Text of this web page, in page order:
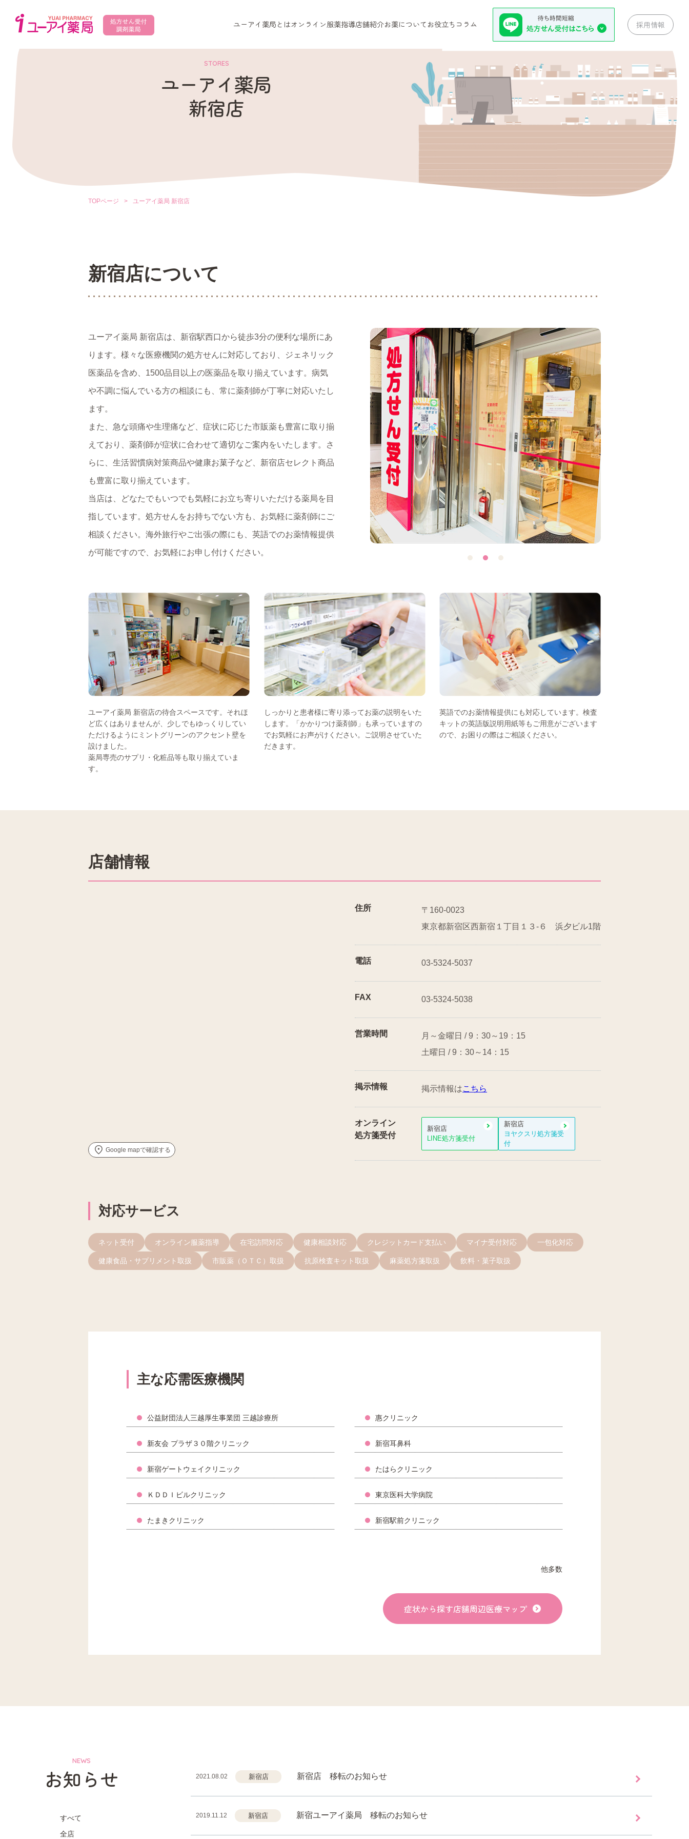
ユーアイ薬局とはオンライン服薬指導店舗紹介お薬について お役立ちコラム 採用情報
STORES
ユーアイ薬局
新宿店
TOPページ > ユーアイ薬局 新宿店
新宿店について
ユーアイ薬局 新宿店は、新宿駅西口から徒歩3分の便利な場所にあ
ります。様々な医療機関の処方せんに対応しており、ジェネリック
医薬品を含め、1500品目以上の医薬品を取り揃えています。病気
や不調に悩んでいる方の相談にも、常に薬剤師が丁寧に対応いたし
ます。
また、急な頭痛や生理痛など、症状に応じた市販薬も豊富に取り揃
えており、薬剤師が症状に合わせて適切なご案内をいたします。さ
らに、生活習慣病対策商品や健康お菓子など、新宿店セレクト商品
も豊富に取り揃えています。
当店は、どなたでもいつでも気軽にお立ち寄りいただける薬局を目
指しています。処方せんをお持ちでない方も、お気軽に薬剤師にご
相談ください。海外旅行やご出張の際にも、英語でのお薬情報提供
が可能ですので、お気軽にお申し付けください。
ユーアイ薬局 新宿店の待合スペースです。それほ
ど広くはありませんが、少しでもゆっくりしてい
ただけるようにミントグリーンのアクセント壁を
設けました。
薬局専売のサプリ・化粧品等も取り揃えていま
す。
しっかりと患者様に寄り添ってお薬の説明をいた
します。「かかりつけ薬剤師」も承っていますの
でお気軽にお声がけください。ご説明させていた
だきます。
英語でのお薬情報提供にも対応しています。検査
キットの英語版説明用紙等もご用意がございます
ので、お困りの際はご相談ください。
店舗情報
Google mapで確認する
住所
〒160-0023
東京都新宿区西新宿１丁目１３-６ 浜夕ビル1階
電話 03-5324-5037
FAX 03-5324-5038
営業時間
月～金曜日 / 9：30～19：15
土曜日 / 9：30～14：15
掲示情報 掲示情報はこちら
オンライン
処方箋受付
新宿店
LINE処方箋受付
新宿店
ヨヤクスリ処方箋受
付
対応サービス
ネット受付 オンライン服薬指導 在宅訪問対応 健康相談対応 クレジットカード支払い マイナ受付対応 一包化対応
健康食品・サプリメント取扱 市販薬（ＯＴＣ）取扱 抗原検査キット取扱 麻薬処方箋取扱 飲料・菓子取扱
主な応需医療機関
公益財団法人三越厚生事業団 三越診療所
新友会 プラザ３０階クリニック
新宿ゲートウェイクリニック
ＫＤＤＩビルクリニック
たまきクリニック
惠クリニック
新宿耳鼻科
たはらクリニック
東京医科大学病院
新宿駅前クリニック
他多数
症状から探す店舗周辺医療マップ
NEWS
お知らせ
すべて
全店
2021.08.02 新宿店 新宿店 移転のお知らせ
2019.11.12 新宿店 新宿ユーアイ薬局 移転のお知らせ